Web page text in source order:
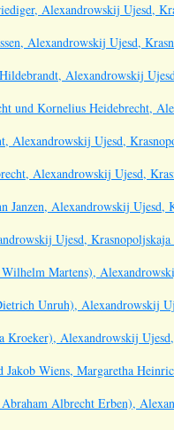
Alexandrowskij Ujesd,
Alexandrowskij Ujesd,
Alexandrowskij
und Kornelius Heidebrecht,
Alexandrowskij Ujesd,
Alexandrowskij Ujesd,
Janzen, Alexandrowskij Ujesd,
Ujesd,
Martens),
Unruh), Alexandrowskij
Kroeker), Alexandrowskij
Jakob Wiens, Margaretha
Albrecht Erben),